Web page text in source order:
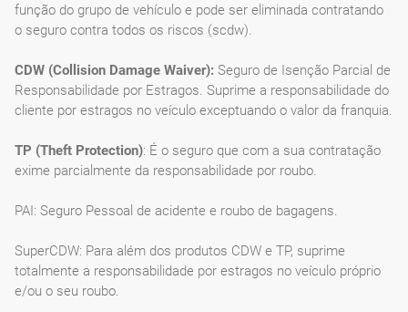
função do grupo de vehículo e pode ser eliminada contratando
o seguro contra todos os riscos (scdw).
CDW (Collision Damage Waiver): Seguro de Isenção Parcial de
Responsabilidade por Estragos. Suprime a responsabilidade do
cliente por estragos no veículo exceptuando o valor da franquia.
TP (Theft Protection): É o seguro que com a sua contratação
exime parcialmente da responsabilidade por roubo.
PAI: Seguro Pessoal de acidente e roubo de bagagens.
SuperCDW: Para além dos produtos CDW e TP, suprime
totalmente a responsabilidade por estragos no veículo próprio
e/ou o seu roubo.